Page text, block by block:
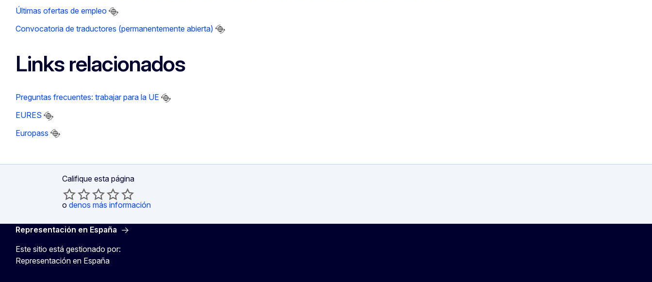
Últimas ofertas de empleo
Convocatoria de traductores (permanentemente abierta)
Links relacionados
Preguntas frecuentes: trabajar para la UE
EURES
Europass
Califique esta página
o denos más información
Representación en España
Este sitio está gestionado por:
Representación en España